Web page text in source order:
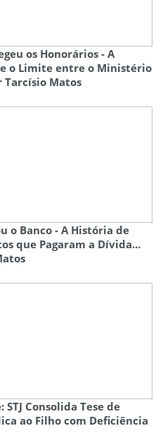
os Honorários - A
o Limite entre o Ministério
Tarcísio Matos
o Banco - A História de
que Pagaram a Dívida...
Consolida Tese de
ao Filho com Deficiência